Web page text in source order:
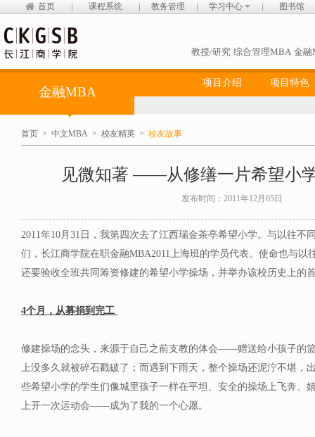
首页 课程系统 教务管理 学习中心 图书馆
教授/研究 综合管理MBA 金融
金融MBA
项目介绍 项目特色
首页 > 中文MBA > 校友精英 > 校友故事
见微知著 ——从修缮一片希望小
发布时间：2011年12月05日
2011年10月31日，我第四次去了江西瑞金茶亭希望小学。与以往不
们，长江商学院在职金融MBA2011上海班的学员代表。使命也与以
还要验收全班共同筹资修建的希望小学操场，并举办该校历史上的
4个月，从募捐到完工
修建操场的念头，来源于自己之前支教的体会——赠送给小孩子的
上没多久就被碎石戳破了；而遇到下雨天，整个操场还泥泞不堪，
些希望小学的学生们像城里孩子一样在平坦、安全的操场上飞奔、
上开一次运动会——成为了我的一个心愿。